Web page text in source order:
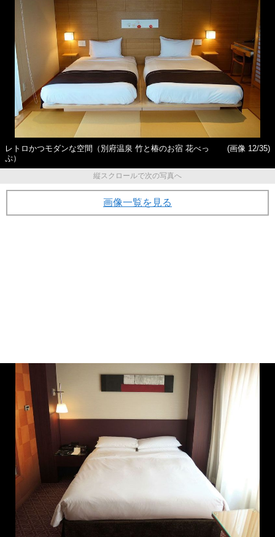
レトロかつモダンな空間（別府温泉 竹と椿のお宿 花べっ
ぷ）
(画像 12/35)
縦スクロールで次の写真へ
画像一覧を見る